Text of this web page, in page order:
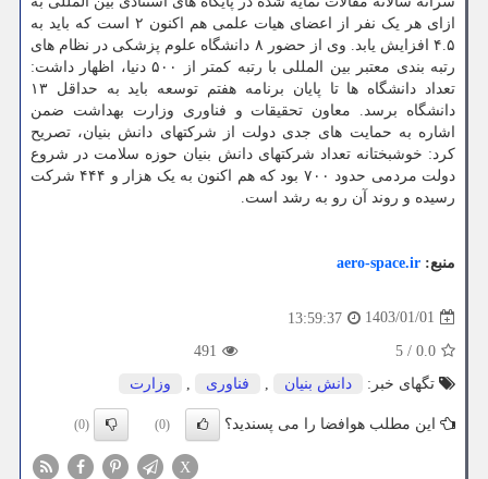
ازای هر یک نفر از اعضای هیات علمی هم اکنون ۲ است که باید به
۴.۵ افزایش یابد. وی از حضور ۸ دانشگاه علوم پزشکی در نظام های
رتبه بندی معتبر بین المللی با رتبه کمتر از ۵۰۰ دنیا، اظهار داشت:
تعداد دانشگاه ها تا پایان برنامه هفتم توسعه باید به حداقل ۱۳
دانشگاه برسد. معاون تحقیقات و فناوری وزارت بهداشت ضمن
اشاره به حمایت های جدی دولت از شرکتهای دانش بنیان، تصریح
کرد: خوشبختانه تعداد شرکتهای دانش بنیان حوزه سلامت در شروع
دولت مردمی حدود ۷۰۰ بود که هم اکنون به یک هزار و ۴۴۴ شرکت
رسیده و روند آن رو به رشد است.
منبع: aero-space.ir
1403/01/01
13:59:37
0.0
/
5
491
تگهای خبر:
دانش بنیان , فناوری , وزارت
این مطلب هوافضا را می پسندید؟ (0)
(0)
X